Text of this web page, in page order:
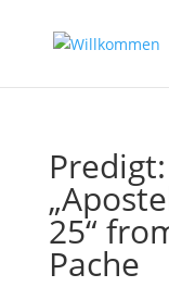
Predigt:
25“
Pache